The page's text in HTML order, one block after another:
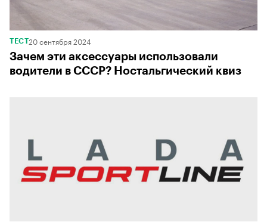
ТЕСТ20 сентября 2024
Зачем эти аксессуары использовали
водители в СССР? Ностальгический квиз